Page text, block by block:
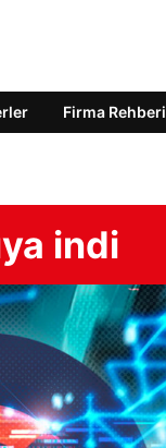
Firma Rehberi
indi